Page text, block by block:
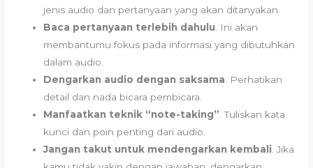
jenis audio dan pertanyaan yang akan ditanyakan.
Baca pertanyaan terlebih dahulu . Ini akan
membantumu fokus pada informasi yang dibutuhkan
dalam audio.
Dengarkan audio dengan saksama . Perhatikan
detail dan nada bicara pembicara.
Manfaatkan teknik “note-taking” . Tuliskan kata
kunci dan poin penting dari audio.
Jangan takut untuk mendengarkan kembali . Jika